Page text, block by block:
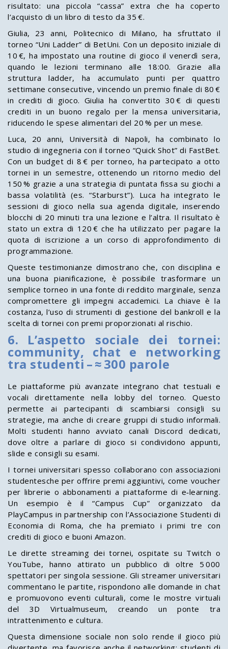
risultato: una piccola “cassa” extra che ha coperto
l’acquisto di un libro di testo da 35 €.
Giulia, 23 anni, Politecnico di Milano, ha sfruttato il
torneo “Uni Ladder” di BetUni. Con un deposito iniziale di
10 €, ha impostato una routine di gioco il venerdì sera,
quando le lezioni terminano alle 18:00. Grazie alla
struttura ladder, ha accumulato punti per quattro
settimane consecutive, vincendo un premio finale di 80 €
in crediti di gioco. Giulia ha convertito 30 € di questi
crediti in un buono regalo per la mensa universitaria,
riducendo le spese alimentari del 20 % per un mese.
Luca, 20 anni, Università di Napoli, ha combinato lo
studio di ingegneria con il torneo “Quick Shot” di FastBet.
Con un budget di 8 € per torneo, ha partecipato a otto
tornei in un semestre, ottenendo un ritorno medio del
150 % grazie a una strategia di puntata fissa su giochi a
bassa volatilità (es. “Starburst”). Luca ha integrato le
sessioni di gioco nella sua agenda digitale, inserendo
blocchi di 20 minuti tra una lezione e l’altra. Il risultato è
stato un extra di 120 € che ha utilizzato per pagare la
quota di iscrizione a un corso di approfondimento di
programmazione.
Queste testimonianze dimostrano che, con disciplina e
una buona pianificazione, è possibile trasformare un
semplice torneo in una fonte di reddito marginale, senza
compromettere gli impegni accademici. La chiave è la
costanza, l’uso di strumenti di gestione del bankroll e la
scelta di tornei con premi proporzionati al rischio.
6. L’aspetto sociale dei tornei:
community, chat e networking
tra studenti – ≈ 300 parole
Le piattaforme più avanzate integrano chat testuali e
vocali direttamente nella lobby del torneo. Questo
permette ai partecipanti di scambiarsi consigli su
strategie, ma anche di creare gruppi di studio informali.
Molti studenti hanno avviato canali Discord dedicati,
dove oltre a parlare di gioco si condividono appunti,
slide e consigli su esami.
I tornei universitari spesso collaborano con associazioni
studentesche per offrire premi aggiuntivi, come voucher
per librerie o abbonamenti a piattaforme di e‑learning.
Un esempio è il “Campus Cup” organizzato da
PlayCampus in partnership con l’Associazione Studenti di
Economia di Roma, che ha premiato i primi tre con
crediti di gioco e buoni Amazon.
Le dirette streaming dei tornei, ospitate su Twitch o
YouTube, hanno attirato un pubblico di oltre 5 000
spettatori per singola sessione. Gli streamer universitari
commentano le partite, rispondono alle domande in chat
e promuovono eventi culturali, come le mostre virtuali
del 3D Virtualmuseum, creando un ponte tra
intrattenimento e cultura.
Questa dimensione sociale non solo rende il gioco più